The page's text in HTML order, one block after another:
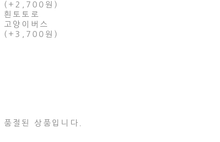
(+2,700원)
흰토토로
고양이버스
(+3,700원)
품절된 상품입니다.